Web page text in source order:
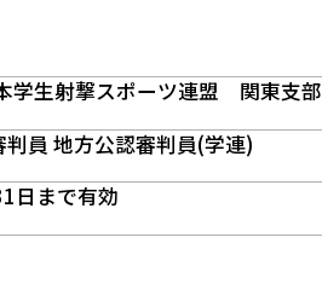
学生射撃スポーツ連盟 関東支部
判員 地方公認審判員(学連)
日まで有効